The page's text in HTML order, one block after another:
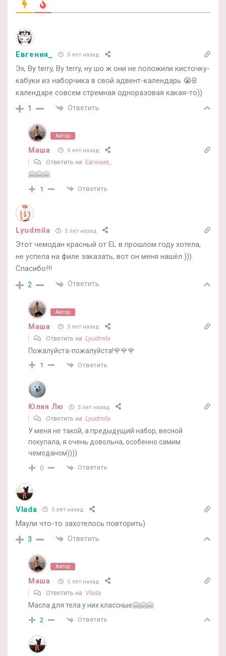
Евгения_ 5 лет назад
Эх, By terry, By terry, ну шо ж они не положили кисточку-
кабуки из наборчика в свой адвент-календарь 😭В
календаре совсем стремная одноразовая какая-то))
1 Ответить
Автор
Маша 5 лет назад
Ответить на Евгения_
🤗🤗🤗
1 Ответить
Lyudmila 5 лет назад
Этот чемодан красный от EL в прошлом году хотела,
не успела на филе заказать, вот он меня нашёл ))).
Спасибо!!!
2 Ответить
Автор
Маша 5 лет назад
Ответить на Lyudmila
Пожалуйста-пожалуйста!🌹🌹🌹
1 Ответить
Юлия Лю 5 лет назад
Ответить на Lyudmila
У меня не такой, а предыдущий набор, весной
покупала, я очень довольна, особенно самим
чемоданом))))
0 Ответить
Vlada 5 лет назад
Маули что-то захотелось повторить)
3 Ответить
Автор
Маша 5 лет назад
Ответить на Vlada
Масла для тела у них классные🤗🤗🤗
2 Ответить